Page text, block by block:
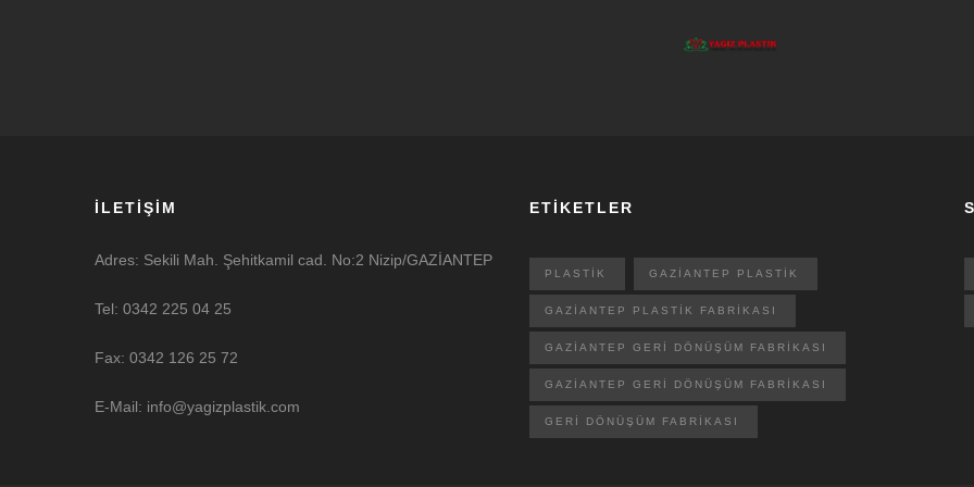
İLETİŞİM
Adres: Sekili Mah. Şehitkamil cad. No:2 Nizip/GAZİANTEP
Tel: 0342 225 04 25
Fax: 0342 126 25 72
E-Mail: info@yagizplastik.com
ETİKETLER
PLASTIK GAZIANTEP PLASTIK
GAZIANTEP PLASTIK FABRIKASI
GAZIANTEP GERI DÖNÜŞÜM FABRIKASI
GAZIANTEP GERI DÖNÜŞÜM FABRIKASI
GERI DÖNÜŞÜM FABRIKASI